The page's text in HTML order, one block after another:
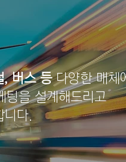
, 버스 등다양한 매체
팅을 설계해드리고
니다.